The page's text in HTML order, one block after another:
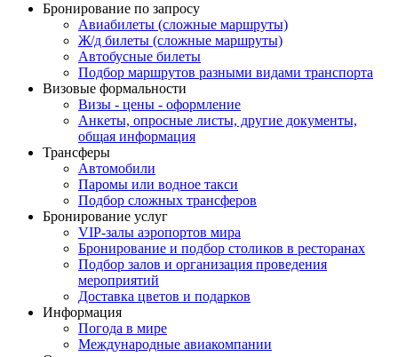
Бронирование по запросу
Авиабилеты (сложные маршруты)
Ж/д билеты (сложные маршруты)
Автобусные билеты
Подбор маршрутов разными видами транспорта
Визовые формальности
Визы - цены - оформление
Анкеты, опросные листы, другие документы,
общая информация
Трансферы
Автомобили
Паромы или водное такси
Подбор сложных трансферов
Бронирование услуг
VIP-залы аэропортов мира
Бронирование и подбор столиков в ресторанах
Подбор залов и организация проведения
мероприятий
Доставка цветов и подарков
Информация
Погода в мире
Международные авиакомпании